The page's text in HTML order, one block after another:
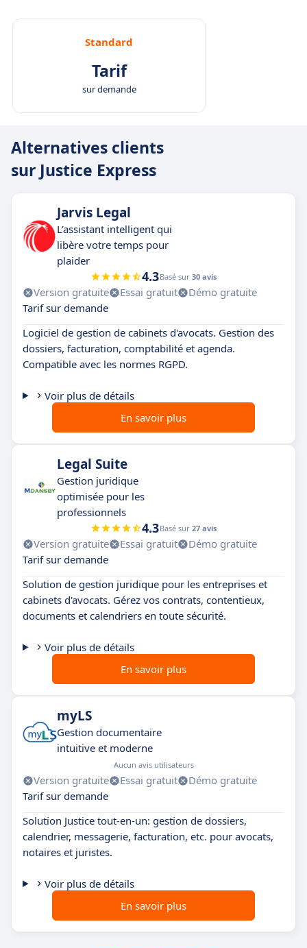
Standard
Tarif
sur demande
Alternatives clients
sur Justice Express
Jarvis Legal
L’assistant intelligent qui
libère votre temps pour
plaider
4.3Basé sur 30 avis
Version gratuite Essai gratuit
Démo gratuite
Tarif sur demande
Logiciel de gestion de cabinets d'avocats. Gestion des
dossiers, facturation, comptabilité et agenda.
Compatible avec les normes RGPD.
Voir plus de détails
En savoir plus
Legal Suite
Gestion juridique
optimisée pour les
professionnels
4.3Basé sur 27 avis
Version gratuite Essai gratuit
Démo gratuite
Tarif sur demande
Solution de gestion juridique pour les entreprises et
cabinets d'avocats. Gérez vos contrats, contentieux,
documents et calendriers en toute sécurité.
Voir plus de détails
En savoir plus
myLS
Gestion documentaire
intuitive et moderne
Aucun avis utilisateurs
Version gratuite Essai gratuit
Démo gratuite
Tarif sur demande
Solution Justice tout-en-un: gestion de dossiers,
calendrier, messagerie, facturation, etc. pour avocats,
notaires et juristes.
Voir plus de détails
En savoir plus